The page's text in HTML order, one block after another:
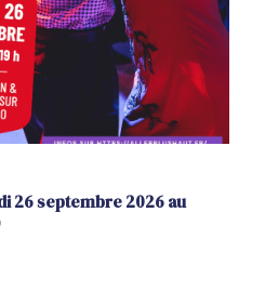
26 septembre 2026 au